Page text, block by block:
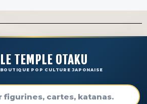
LE TEMPLE OTAKU
BOUTIQUE POP CULTURE JAPONAISE